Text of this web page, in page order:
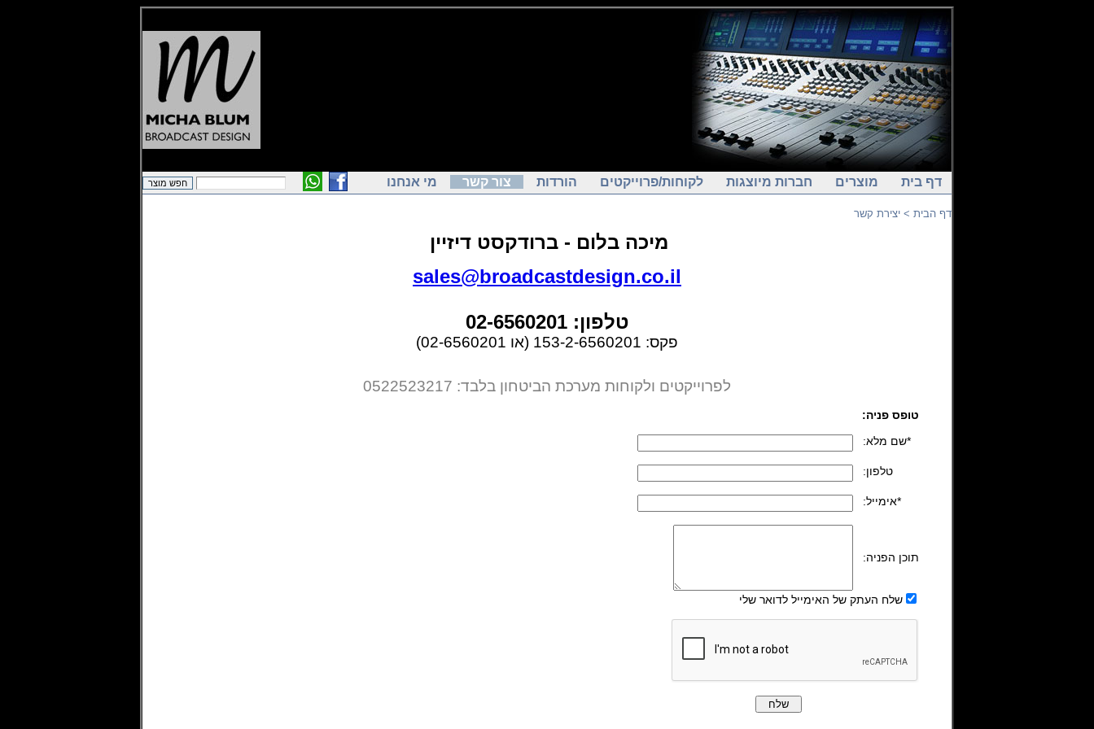
דף בית מוצרים חברות מיוצגות לקוחות/פרוייקטים הורדות צור קשר מי אנחנו
דף הבית > יצירת קשר
מיכה בלום - ברודקסט דיזיין
sales@broadcastdesign.co.il
טלפון: 02-6560201
פקס: 153-2-6560201 (או 02-6560201)
לפרוייקטים ולקוחות מערכת הביטחון בלבד: 0522523217
טופס פניה:
:שם מלא*
:טלפון
:אימייל*
:תוכן הפניה
שלח העתק של האימייל לדואר שלי